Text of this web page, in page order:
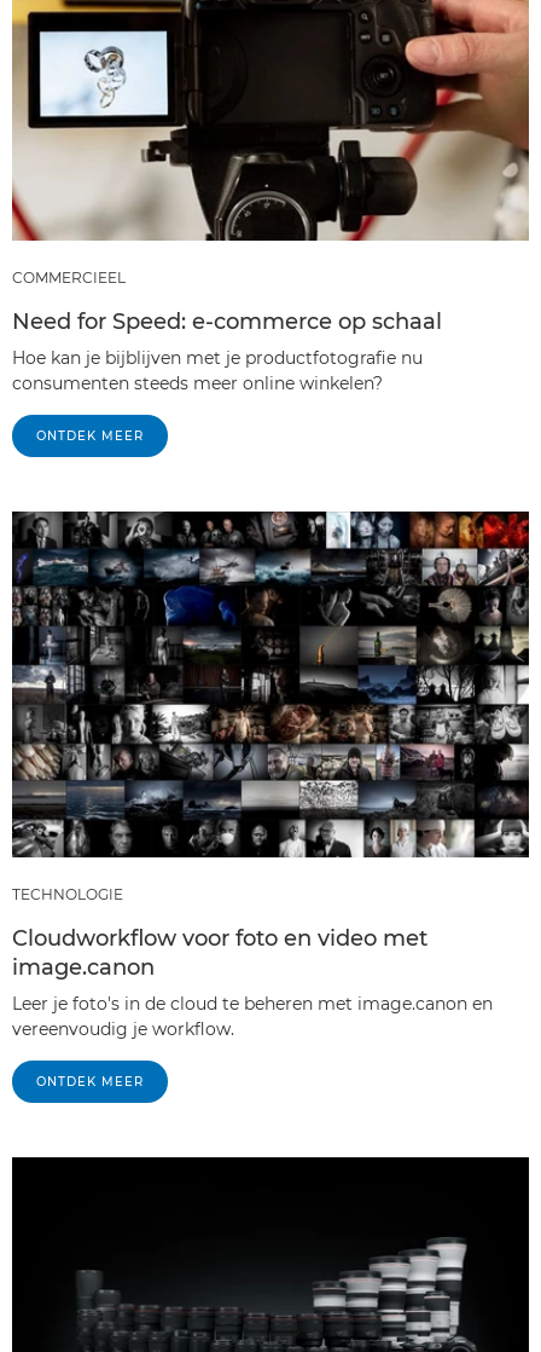
COMMERCIEEL
Need for Speed: e-commerce op schaal
Hoe kan je bijblijven met je productfotografie nu
consumenten steeds meer online winkelen?
ONTDEK MEER
TECHNOLOGIE
Cloudworkflow voor foto en video met
image.canon
Leer je foto's in de cloud te beheren met image.canon en
vereenvoudig je workflow.
ONTDEK MEER